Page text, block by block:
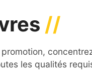
les qualités